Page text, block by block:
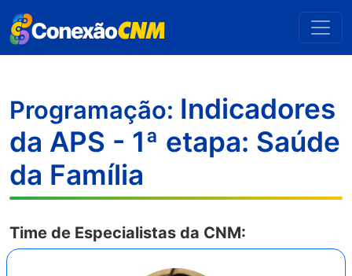
Programação: Indicadores
da APS - 1ª etapa: Saúde
da Família
Time de Especialistas da CNM: